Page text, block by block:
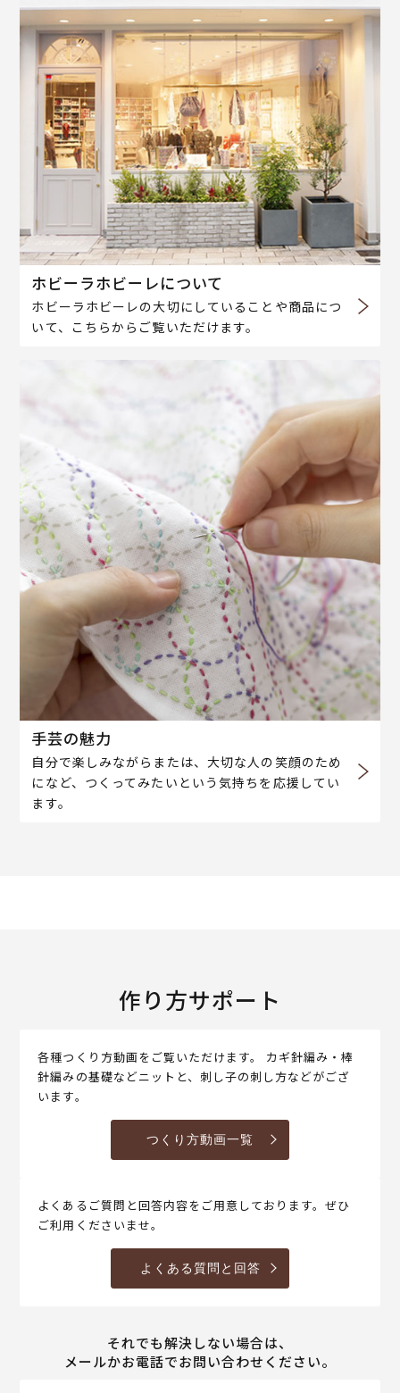
ホビーラホビーレについて
ホビーラホビーレの大切にしていることや商品につ
いて、こちらからご覧いただけます。
手芸の魅力
自分で楽しみながらまたは、大切な人の笑顔のため
になど、つくってみたいという気持ちを応援してい
ます。
作り方サポート
各種つくり方動画をご覧いただけます。 カギ針編み・棒
針編みの基礎などニットと、刺し子の刺し方などがござ
います。
つくり方動画一覧
よくあるご質問と回答内容をご用意しております。ぜひ
ご利用くださいませ。
よくある質問と回答
それでも解決しない場合は、
メールかお電話でお問い合わせください。